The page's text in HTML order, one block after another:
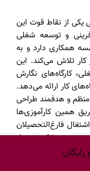
از نقاط قوت این
و توسعه شغلی
شرکت و مؤسسه همکاری دارد و به
کار تلاش می‌کند. این
کارگاه‌های نگارش
کار ارائه می‌دهد.
منظم و هدفمند طراحی
همین کارآموزی‌ها
فارغ‌التحصیلان
و پزشکی، بسیار
مشغول به